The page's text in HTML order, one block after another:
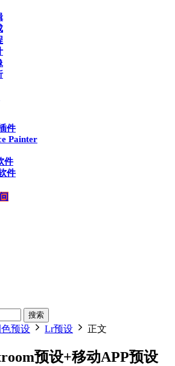
件
Painter
件
件
搜索
预设 Lr预设 正文
预设+移动APP预设